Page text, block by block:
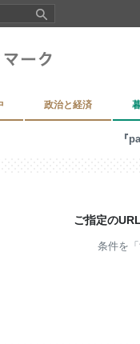
政治と経済
『
ご指定の
条件を